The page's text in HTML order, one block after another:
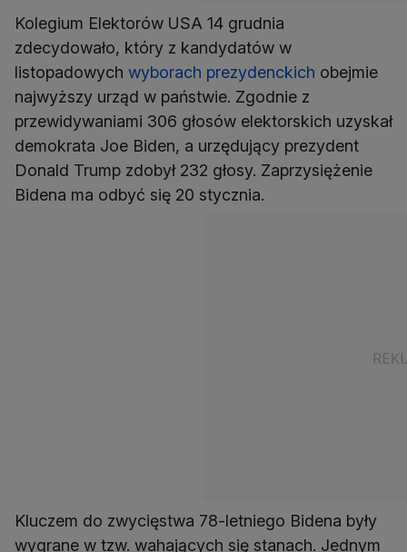
Kolegium Elektorów USA 14 grudnia
zdecydowało, który z kandydatów w
listopadowych wyborach prezydenckich obejmie
najwyższy urząd w państwie. Zgodnie z
przewidywaniami 306 głosów elektorskich uzyskał
demokrata Joe Biden, a urzędujący prezydent
Donald Trump zdobył 232 głosy. Zaprzysiężenie
Bidena ma odbyć się 20 stycznia.
Kluczem do zwycięstwa 78-letniego Bidena były
wygrane w tzw. wahających się stanach. Jednym